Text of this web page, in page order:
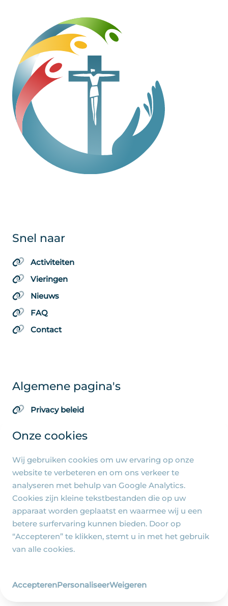
Onze cookies
Wij gebruiken cookies om uw ervaring op onze
website te verbeteren en om ons verkeer te
analyseren met behulp van Google Analytics.
Cookies zijn kleine tekstbestanden die op uw
apparaat worden geplaatst en waarmee wij u een
betere surfervaring kunnen bieden. Door op
“Accepteren” te klikken, stemt u in met het gebruik
van alle cookies.
AccepterenPersonaliseerWeigeren
Snel naar
Activiteiten
Vieringen
Nieuws
FAQ
Contact
Algemene pagina's
Privacy beleid
© 2026 - R.-K. Parochie Heilige Familie Jezus, Maria
en Jozef - Ontwerp en realisatie
Wij zijn Merlin